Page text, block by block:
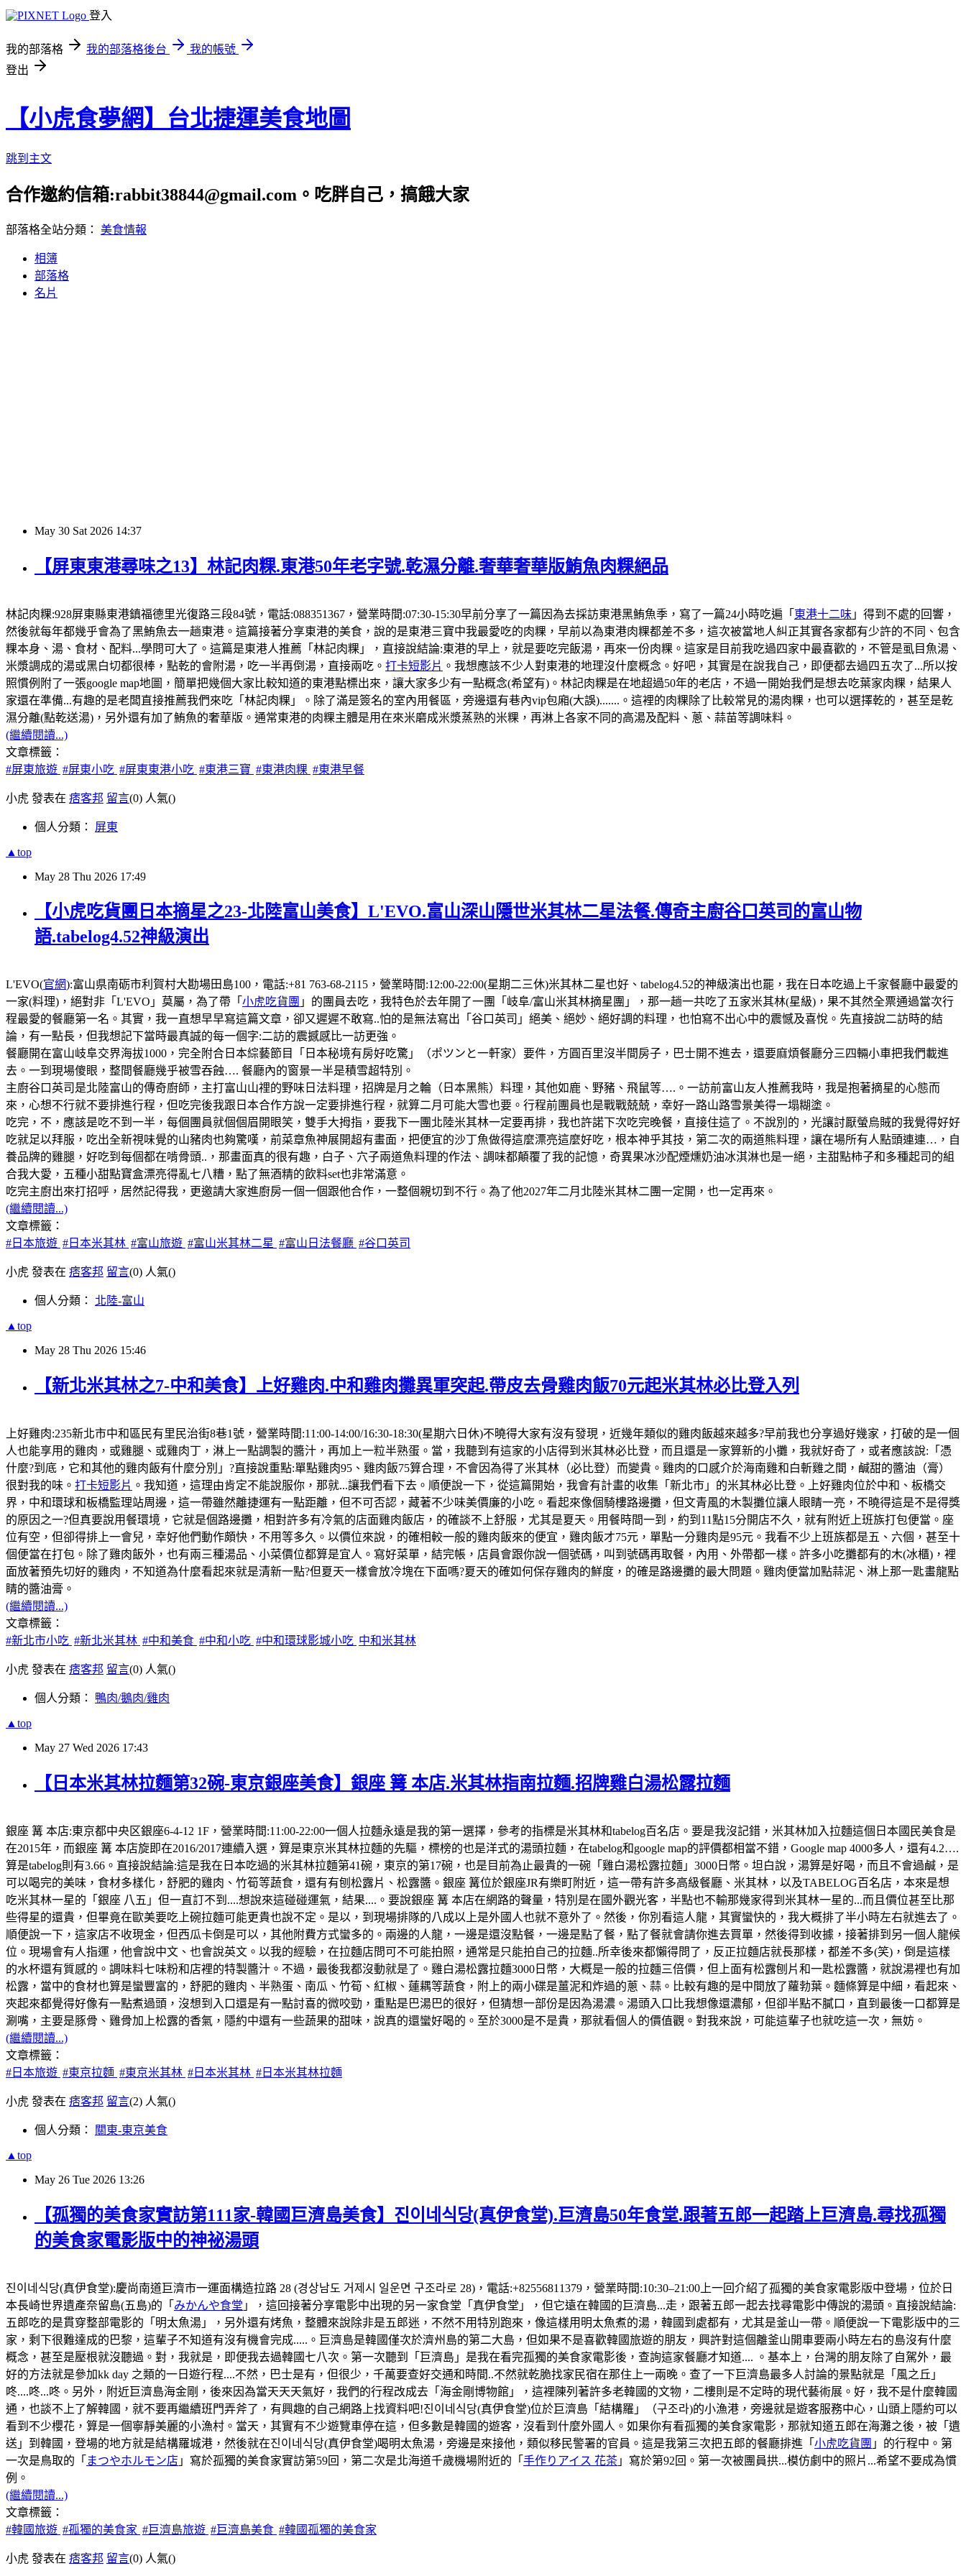
登入
我的部落格 我的部落格後台
我的帳號
登出
【小虎食夢網】台北捷運美食地圖
跳到主文
合作邀約信箱:rabbit38844@gmail.com。吃胖自己，搞餓大家
部落格全站分類： 美食情報
相簿
部落格
名片
May 30 Sat 2026 14:37
【屏東東港尋味之13】林記肉粿.東港50年老字號.乾濕分離.奢華奢華版鮪魚肉粿絕品
林記肉粿:928屏東縣東港鎮福德里光復路三段84號，電話:088351367，營業時間:07:30-15:30早前分享了一篇因為去採訪東港黑鮪魚季，寫了一篇24小時吃遍「 東港十二味 」得到不處的回響，
然後就每年都幾乎會為了黑鮪魚去一趟東港。這篇接著分享東港的美食，說的是東港三寶中我最愛吃的肉粿，早前以為東港肉粿都差不多，這次被當地人糾正其實各家都有少許的不同、包含
粿本身、湯、食材、配料...學問可大了。這篇是東港人推薦「林記肉粿」，直接說結論:東港的早上，就是要吃完飯湯，再來一份肉粿。這家是目前我吃過四家中最喜歡的，不管是虱目魚湯、
米漿調成的湯或黑白切都很棒，點乾的會附湯，吃一半再倒湯，直接兩吃。 打卡短影片 。我想應該不少人對東港的地理沒什麼概念。好吧，其實是在說我自己，即便都去過四五次了...所以按
照慣例附了一張google map地圖，簡單把幾個大家比較知道的東港點標出來，讓大家多少有一點概念(希望有)。林記肉粿是在地超過50年的老店，不過一開始我們是想去吃葉家肉粿，結果人
家還在準備...有趣的是老闆直接推薦我們來吃「林記肉粿」。除了滿是簽名的室內用餐區，旁邊還有巷內vip包廂(大誤).......。這裡的肉粿除了比較常見的湯肉粿，也可以選擇乾的，甚至是乾
濕分離(點乾送湯)，另外還有加了鮪魚的奢華版。通常東港的肉粿主體是用在來米磨成米漿蒸熟的米粿，再淋上各家不同的高湯及配料、蔥、蒜苗等調味料。
(繼續閱讀...)
文章標籤：
#屏東旅遊 #屏東小吃 #屏東東港小吃 #東港三寶 #東港肉粿 #東港早餐
小虎 發表在 痞客邦 留言(0) 人氣()
個人分類： 屏東
▲top
May 28 Thu 2026 17:49
【小虎吃貨團日本摘星之23-北陸富山美食】L'EVO.富山深山隱世米其林二星法餐.傳奇主廚谷口英司的富山物
語.tabelog4.52神級演出
L'EVO(官網):富山県南砺市利賀村大勘場田島100，電話:+81 763-68-2115，營業時間:12:00-22:00(星期二三休)米其林二星也好、tabelog4.52的神級演出也罷，我在日本吃過上千家餐廳中最愛的
一家(料理)，絕對非「L'EVO」莫屬，為了帶「 小虎吃貨團 」的團員去吃，我特色於去年開了一團「岐阜/富山米其林摘星團」，那一趟一共吃了五家米其林(星級)，果不其然全票通過當次行
程最愛的餐廳第一名。其實，我一直想早早寫這篇文章，卻又遲遲不敢寫..怕的是無法寫出「谷口英司」絕美、絕妙、絕好調的料理，也怕寫不出心中的震憾及喜悅。先直接說二訪時的結
論，有一點長，但我想記下當時最真誠的每一個字:二訪的震撼感比一訪更強。
餐廳開在富山岐阜交界海拔1000，完全附合日本綜藝節目「日本秘境有房好吃驚」（ポツンと一軒家）要件，方圓百里沒半間房子，巴士開不進去，還要麻煩餐廳分三四輛小車把我們載進
去。一到現場傻眼，整間餐廳幾乎被雪吞蝕…. 餐廳內的窗景一半是積雪超特別。
主廚谷口英司是北陸富山的傳奇廚師，主打富山山𥚃的野味日法料理，招牌是月之輪（日本黑熊）料理，其他如鹿、野豬、飛鼠等….。一訪前富山友人推薦我時，我是抱著摘星的心態而
來，心想不行就不要排進行程，但吃完後我跟日本合作方說一定要排進行程，就算二月可能大雪也要。行程前團員也是戰戰兢兢，幸好一路山路雪景美得一塌糊塗。
吃完，不，應該是吃不到一半，每個團員就個個眉開眼笑，雙手大拇指，要我下一團北陸米其林一定要再排，我也許諾下次吃完晚餐，直接住這了。不說別的，光讓討厭螢烏賊的我覺得好好
吃就足以拜服，吃出全新視味覺的山豬肉也夠驚嘆，前菜章魚神展開超有畫面，把便宜的沙丁魚做得這麼漂亮這麼好吃，根本神乎其技，第二次的兩道熊料理，讓在場所有人點頭連連…，自
養品牌的雞腿，好吃到每個都在啃骨頭..，那畫面真的很有趣，白子、穴子兩道魚料理的作法、調味都顛覆了我的記憶，奇異果冰沙配煙燻奶油冰淇淋也是一絕，主甜點柿子和多種起司的組
合我大愛，五種小甜點寶盒漂亮得亂七八糟，點了無酒精的飲料set也非常滿意。
吃完主廚出來打招呼，居然記得我，更邀請大家進廚房一個一個跟他合作，一整個親切到不行。為了他2027年二月北陸米其林二團一定開，也一定再來。
(繼續閱讀...)
文章標籤：
#日本旅遊 #日本米其林 #富山旅遊 #富山米其林二星 #富山日法餐廳 #谷口英司
小虎 發表在 痞客邦 留言(0) 人氣()
個人分類： 北陸-富山
▲top
May 28 Thu 2026 15:46
【新北米其林之7-中和美食】上好雞肉.中和雞肉攤異軍突起.帶皮去骨雞肉飯70元起米其林必比登入列
上好雞肉:235新北市中和區民有里民治街8巷1號，營業時間:11:00-14:00/16:30-18:30(星期六日休)不曉得大家有沒有發現，近幾年類似的雞肉飯越來越多?早前我也分享過好幾家，打破的是一個
人也能享用的雞肉，或雞腿、或雞肉丁，淋上一點調製的醬汁，再加上一粒半熟蛋。當，我聽到有這家的小店得到米其林必比登，而且還是一家算新的小攤，我就好奇了，或者應該說:「憑
什麼?到底，它和其他的雞肉飯有什麼分別」?直接說重點:單點雞肉95、雞肉飯75算合理，不會因為得了米其林（必比登）而變貴。雞肉的口感介於海南雞和白斬雞之間，鹹甜的醬油（膏）
很對我的味。 打卡短影片 。我知道，這理由肯定不能說服你，那就...讓我們看下去。順便說一下，從這篇開始，我會有計畫的收集「新北市」的米其林必比登。上好雞肉位於中和、板橋交
界，中和環球和板橋監理站周邊，這一帶雖然離捷運有一點距離，但不可否認，藏著不少味美價廉的小吃。看起來像個騎樓路邊攤，但文青風的木製攤位讓人眼睛一亮，不曉得這是不是得獎
的原因之一?但真要說用餐環境，它就是個路邊攤，相對許多有冷氣的店面雞肉飯店，的確談不上舒服，尤其是夏天。用餐時間一到，約到11點15分開店不久，就有附近上班族打包便當。座
位有空，但卻得排上一會兒，幸好他們動作頗快，不用等多久。以價位來說，的確相較一般的雞肉飯來的便宜，雞肉飯才75元，單點一分雞肉是95元。我看不少上班族都是五、六個，甚至十
個便當在打包。除了雞肉飯外，也有兩三種湯品、小菜價位都算是宜人。寫好菜單，結完帳，店員會跟你說一個號碼，叫到號碼再取餐，內用、外帶都一樣。許多小吃攤都有的木(冰櫃)，裡
面放著預先切好的雞肉，不知道為什麼看起來就是清新一點?但夏天一樣會放冷塊在下面嗎?夏天的確如何保存雞肉的鮮度，的確是路邊攤的最大問題。雞肉便當加點蒜泥、淋上那一匙畫龍點
睛的醬油膏。
(繼續閱讀...)
文章標籤：
#新北市小吃 #新北米其林 #中和美食 #中和小吃 #中和環球影城小吃 中和米其林
小虎 發表在 痞客邦 留言(0) 人氣()
個人分類： 鴨肉/鵝肉/雞肉
▲top
May 27 Wed 2026 17:43
【日本米其林拉麵第32碗-東京銀座美食】銀座 篝 本店.米其林指南拉麵.招牌雞白湯松露拉麵
銀座 篝 本店:東京都中央区銀座6-4-12 1F，營業時間:11:00-22:00一個人拉麵永遠是我的第一選擇，參考的指標是米其林和tabelog百名店。要是我沒記錯，米其林加入拉麵這個日本國民美食是
在2015年，而銀座 篝 本店旋即在2016/2017連續入選，算是東京米其林拉麵的先驅，標榜的也是洋式的湯頭拉麵，在tabelog和google map的評價都相當不錯，Google map 4000多人，還有4.2….
算是tabelog則有3.66。直接說結論:這是我在日本吃過的米其林拉麵第41碗，東京的第17碗，也是目前為止最貴的一碗「雞白湯松露拉麵」3000日幣。坦白說，湯算是好喝，而且不會過鹹，是
可以喝完的美味，食材多樣化，舒肥的雞肉、竹筍等蔬食，還有有刨松露片、松露醬。銀座 篝位於銀座JR有樂町附近，這一帶有許多高級餐廳、米其林，以及TABELOG百名店，本來是想
吃米其林一星的「銀座 八五」但一直訂不到....想說來這碰碰運氣，結果....。要說銀座 篝 本店在網路的聲量，特別是在國外觀光客，半點也不輸那幾家得到米其林一星的...而且價位甚至比那
些得星的還貴，但畢竟在歐美要吃上碗拉麵可能更貴也說不定。是以，到現場排隊的八成以上是外國人也就不意外了。然後，你別看這人龍，其實蠻快的，我大概排了半小時左右就進去了。
順便說一下，這家店不收現金，但西瓜卡倒是可以，其他附費方式蠻多的。兩邊的人龍，一邊是還沒點餐，一邊是點了餐，點了餐就會請你進去買單，然後得到收據，接著排到另一個人龍候
位。現場會有人指運，他會說中文、也會說英文。以我的經驗，在拉麵店問可不可能拍照，通常是只能拍自己的拉麵..所幸後來都懶得問了，反正拉麵店就長那樣，都差不多(笑)，倒是這樣
的水杯還有質感的。調味料七味粉和店裡的特製醬汁。不過，最後我都沒動就是了。雞白湯松露拉麵3000日幣，大概是一般的拉麵三倍價，但上面有松露刨片和一匙松露醬，就說湯裡也有加
松露，當中的食材也算是蠻豐富的，舒肥的雞肉、半熟蛋、南瓜、竹筍、紅椒、蓮耦等蔬食，附上的兩小碟是薑泥和炸過的蔥、蒜。比較有趣的是中間放了蘿勃葉。麵條算是中細，看起來、
夾起來都覺得好像有一點煮過頭，沒想到入口還是有一點討喜的微咬勁，重點是巴湯巴的很好，但猜想一部份是因為湯濃。湯頭入口比我想像還濃郁，但卻半點不膩口，直到最後一口都算是
涮嘴，主要是豚骨、雞骨加上松露的香氣，隱約中還有一些蔬果的甜味，說真的還蠻好喝的。至於3000是不是貴，那就看個人的價值觀。對我來說，可能這輩子也就吃這一次，無妨。
(繼續閱讀...)
文章標籤：
#日本旅遊 #東京拉麵 #東京米其林 #日本米其林 #日本米其林拉麵
小虎 發表在 痞客邦 留言(2) 人氣()
個人分類： 關東-東京美食
▲top
May 26 Tue 2026 13:26
【孤獨的美食家實訪第111家-韓國巨濟島美食】진이네식당(真伊食堂).巨濟島50年食堂.跟著五郎一起踏上巨濟島.尋找孤獨
的美食家電影版中的神祕湯頭
진이네식당(真伊食堂):慶尚南道巨濟市一運面構造拉路 28 (경상남도 거제시 일운면 구조라로 28)，電話:+82556811379，營業時間:10:30–21:00上一回介紹了孤獨的美食家電影版中登場，位於日
本長崎世界遺產奈留島(五島)的「 みかんや食堂 」，這回接著分享電影中出現的另一家食堂「真伊食堂」，但它遠在韓國的巨濟島...走，跟著五郎一起去找尋電影中傳說的湯頭。直接說結論:
五郎吃的是貫穿整部電影的「明太魚湯」，另外還有烤魚，整體來說除非是五郎迷，不然不用特別跑來，像這樣用明太魚煮的湯，韓國到處都有，尤其是釜山一帶。順便說一下電影版中的三
家，剩下很難達成的巴黎，這輩子不知道有沒有機會完成.....。巨濟島是韓國僅次於濟州島的第二大島，但如果不是喜歡韓國旅遊的朋友，興許對這個離釜山開車要兩小時左右的島沒有什麼
概念，甚至是壓根就沒聽過。對，我就是，即便我去過韓國七八次。第一次聽到「巨濟島」是我在看完孤獨的美食家電影後，查詢這家餐廳才知道.... 。基本上，台灣的朋友除了自駕外，最
好的方法就是參加kk day 之類的一日遊行程....不然，巴士是有，但很少，千萬要查好交通和時間..不然就乾脆找家民宿在那住上一兩晚。查了一下巨濟島最多人討論的景點就是「風之丘」
咚....咚...咚。另外，附近巨濟島海金剛，後來因為當天天天氣好，我們的行程改成去「海金剛博物館」，這裡陳列著許多老韓國的文物，二樓則是不定時的現代藝術展。好，我不是什麼韓國
通，也談不上了解韓國，就不要再繼續班門弄斧了，有興趣的自己網路上找資料吧!진이네식당(真伊食堂)位於巨濟島「結構羅」（구조라)的小漁港，旁邊就是遊客服務中心，山頭上隱約可以
看到不少櫻花，算是一個寧靜美麗的小漁村。當天，其實有不少遊覽車停在這，但多數是韓國的遊客，沒看到什麼外國人。如果你有看孤獨的美食家電影，那就知道五郎在海灘之後，被「遺
送」到韓國，登場的地方就是結構羅城港，然後就在진이네식당(真伊食堂)喝明太魚湯，旁邊是來接他，類似移民警署的官員。這是我第三次把五郎的餐廳排進「 小虎吃貨團 」的行程中。第
一次是鳥取的「 まつやホルモン店 」寫於孤獨的美食家實訪第59回，第二次是北海道千歲機場附近的「 手作りアイス 花茶 」寫於第92回。第一次被團員拱...模仿劇中的照片...希望不要成為慣
例。
(繼續閱讀...)
文章標籤：
#韓國旅遊 #孤獨的美食家 #巨濟島旅遊 #巨濟島美食 #韓國孤獨的美食家
小虎 發表在 痞客邦 留言(0) 人氣()